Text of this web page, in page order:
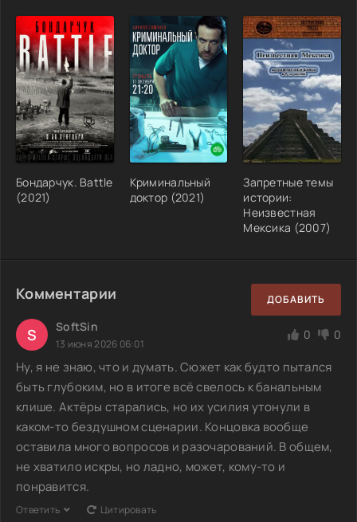
Бондарчук. Battle
(2021)
Криминальный
доктор (2021)
Запретные темы
истории:
Неизвестная
Мексика (2007)
Комментарии ДОБАВИТЬ
S SoftSin
13 июня 2026 06:01
0 0
Ну, я не знаю, что и думать. Сюжет как будто пытался
быть глубоким, но в итоге всё свелось к банальным
клише. Актёры старались, но их усилия утонули в
каком-то бездушном сценарии. Концовка вообще
оставила много вопросов и разочарований. В общем,
не хватило искры, но ладно, может, кому-то и
понравится.
Ответить Цитировать